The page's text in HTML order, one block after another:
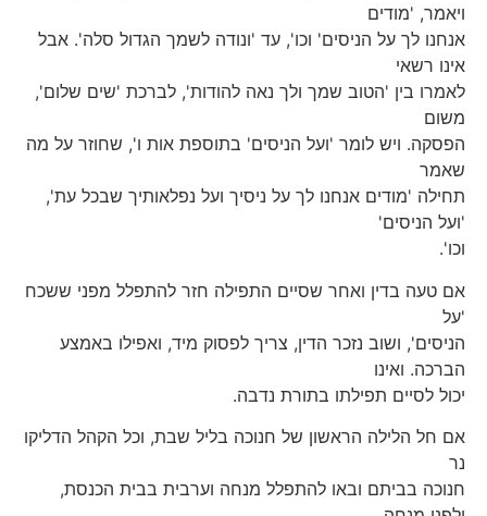
ויאמר, 'מודים
אנחנו לך על הניסים' וכו', עד 'ונודה לשמך הגדול סלה'. אבל
אינו רשאי
לאמרו בין 'הטוב שמך ולך נאה להודות', לברכת 'שים שלום',
משום
הפסקה. ויש לומר 'ועל הניסים' בתוספת אות ו', שחוזר על מה
שאמר
תחילה 'מודים אנחנו לך על ניסיך ועל נפלאותיך שבכל עת',
'ועל הניסים'
וכו'.
אם טעה בדין ואחר שסיים התפילה חזר להתפלל מפני ששכח
'על
הניסים', ושוב נזכר הדין, צריך לפסוק מיד, ואפילו באמצע
הברכה. ואינו
יכול לסיים תפילתו בתורת נדבה.
אם חל הלילה הראשון של חנוכה בליל שבת, וכל הקהל הדליקו
נר
חנוכה בביתם ובאו להתפלל מנחה וערבית בבית הכנסת,